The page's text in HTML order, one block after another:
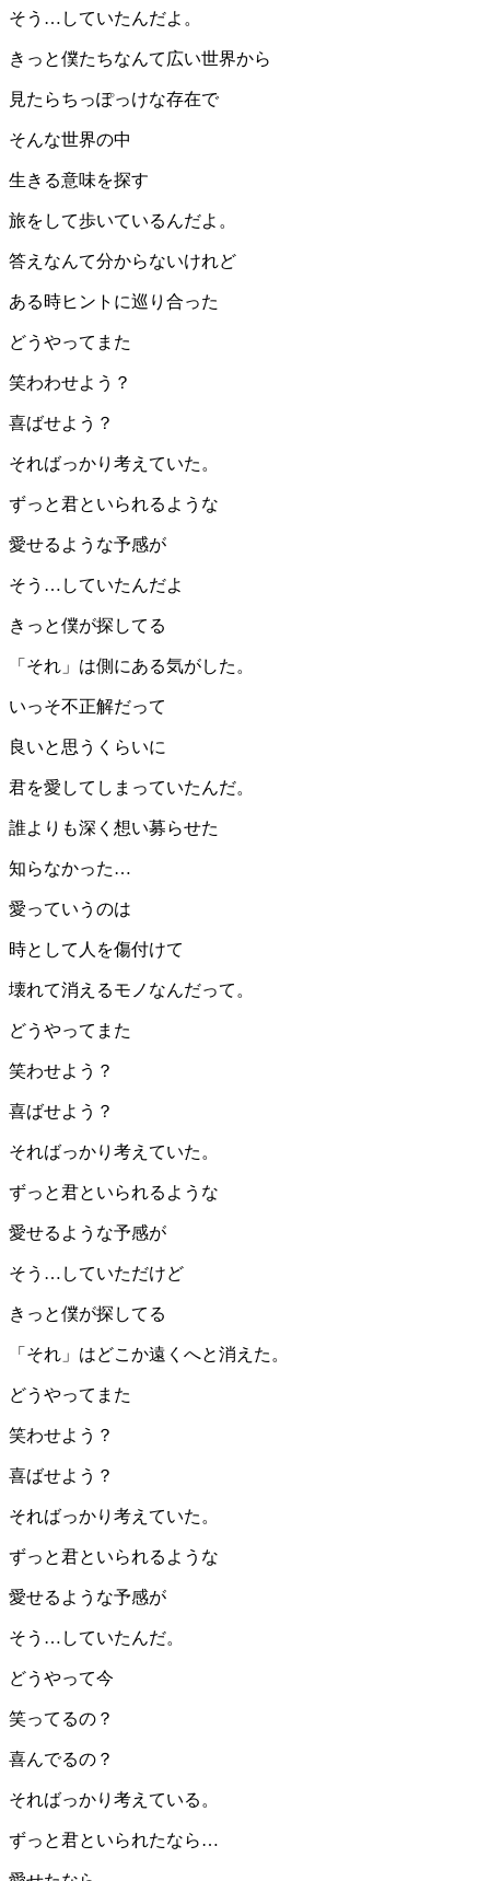
そう…していたんだよ。
きっと僕たちなんて広い世界から
見たらちっぽっけな存在で
そんな世界の中
生きる意味を探す
旅をして歩いているんだよ。
答えなんて分からないけれど
ある時ヒントに巡り合った
どうやってまた
笑わわせよう？
喜ばせよう？
そればっかり考えていた。
ずっと君といられるような
愛せるような予感が
そう…していたんだよ
きっと僕が探してる
「それ」は側にある気がした。
いっそ不正解だって
良いと思うくらいに
君を愛してしまっていたんだ。
誰よりも深く想い募らせた
知らなかった…
愛っていうのは
時として人を傷付けて
壊れて消えるモノなんだって。
どうやってまた
笑わせよう？
喜ばせよう？
そればっかり考えていた。
ずっと君といられるような
愛せるような予感が
そう…していただけど
きっと僕が探してる
「それ」はどこか遠くへと消えた。
どうやってまた
笑わせよう？
喜ばせよう？
そればっかり考えていた。
ずっと君といられるような
愛せるような予感が
そう…していたんだ。
どうやって今
笑ってるの？
喜んでるの？
そればっかり考えている。
ずっと君といられたなら…